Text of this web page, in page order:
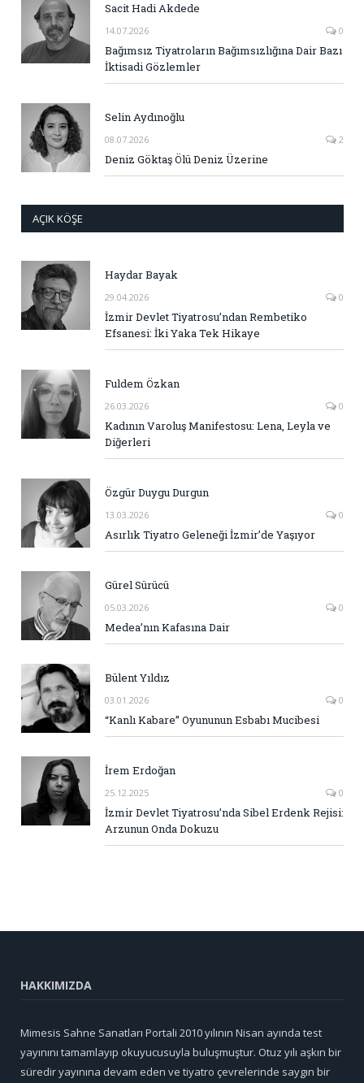
Sacit Hadi Akdede
14.07.2026 0
Bağımsız Tiyatroların Bağımsızlığına Dair Bazı
İktisadi Gözlemler
Selin Aydınoğlu
08.07.2026 2
Deniz Göktaş Ölü Deniz Üzerine
AÇIK KÖŞE
Haydar Bayak
29.04.2026 0
İzmir Devlet Tiyatrosu’ndan Rembetiko
Efsanesi: İki Yaka Tek Hikaye
Fuldem Özkan
26.03.2026 0
Kadının Varoluş Manifestosu: Lena, Leyla ve
Diğerleri
Özgür Duygu Durgun
13.03.2026 0
Asırlık Tiyatro Geleneği İzmir’de Yaşıyor
Gürel Sürücü
05.03.2026 0
Medea’nın Kafasına Dair
Bülent Yıldız
03.01.2026 0
“Kanlı Kabare” Oyununun Esbabı Mucibesi
İrem Erdoğan
25.12.2025 0
İzmir Devlet Tiyatrosu’nda Sibel Erdenk Rejisi:
Arzunun Onda Dokuzu
HAKKIMIZDA
Mimesis Sahne Sanatları Portali 2010 yılının Nisan ayında test
yayınını tamamlayıp okuyucusuyla buluşmuştur. Otuz yılı aşkın bir
süredir yayınına devam eden ve tiyatro çevrelerinde saygın bir